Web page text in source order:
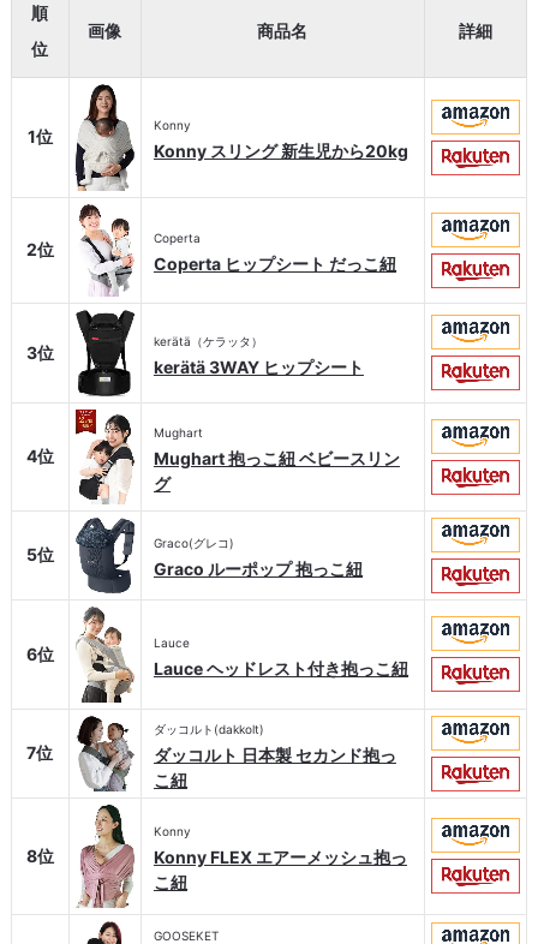
順
位
画像 商品名 詳細
1位
Konny
Konny スリング 新生児から20kg
2位
Coperta
Coperta ヒップシート だっこ紐
3位
kerätä（ケラッタ）
kerätä 3WAY ヒップシート
4位
Mughart
Mughart 抱っこ紐 ベビースリン
グ
5位
Graco(グレコ)
Graco ルーポップ 抱っこ紐
6位
Lauce
Lauce ヘッドレスト付き抱っこ紐
7位
ダッコルト(dakkolt)
ダッコルト 日本製 セカンド抱っ
こ紐
8位
Konny
Konny FLEX エアーメッシュ抱っ
こ紐
GOOSEKET